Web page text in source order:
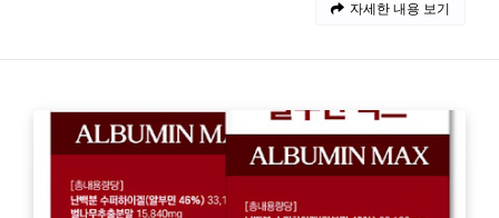
자세한 내용 보기